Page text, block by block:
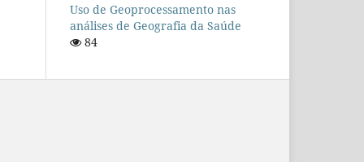
Uso de Geoprocessamento nas
análises de Geografia da Saúde
84